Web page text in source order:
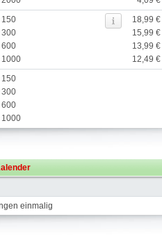
150
300
600
1000
18,99 €
15,99 €
13,99 €
12,49 €
150
300
600
1000
einmalig